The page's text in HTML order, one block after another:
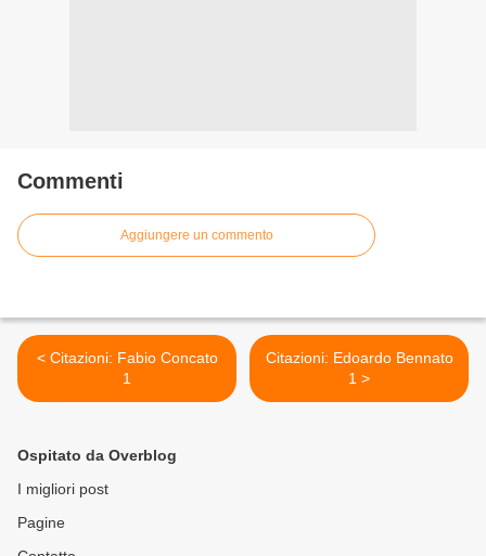
Commenti
Aggiungere un commento
< Citazioni: Fabio Concato
1
Citazioni: Edoardo Bennato
1 >
Ospitato da Overblog
I migliori post
Pagine